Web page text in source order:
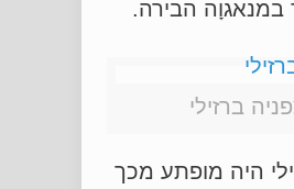
במנאגוָה הבירה.
ברזילי
היה מופתע מכך